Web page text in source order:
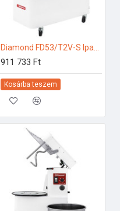
911 733 Ft
Kosárba teszem